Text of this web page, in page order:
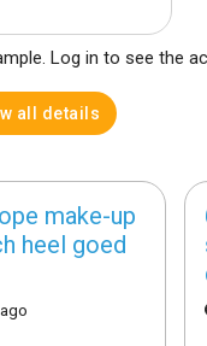
Log in to see the
all details
make-up
heel goed